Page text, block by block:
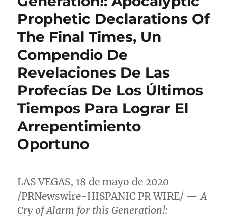
Prophetic Declarations Of
The Final Times, Un
Compendio De
Revelaciones De Las
Profecías De Los Últimos
Tiempos Para Lograr El
Arrepentimiento
Oportuno
LAS VEGAS, 18 de mayo de 2020
/PRNewswire-HISPANIC PR WIRE/ —A
Cry of Alarm for this Generation!: